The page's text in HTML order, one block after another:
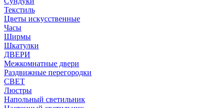
Текстиль
Цветы искусственные
Часы
Ширмы
Шкатулки
ДВЕРИ
Межкомнатные двери
Раздвижные перегородки
СВЕТ
Люстры
Напольный светильник